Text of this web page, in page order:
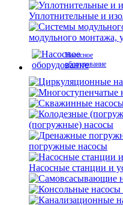
Уплотнительные и
модульного монтажа,
Насосное
оборудование
(погружные) насосы
погружные насосы
Насосные станции и